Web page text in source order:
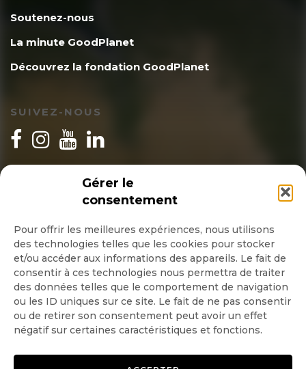
Gérer le
consentement
Pour offrir les meilleures expériences, nous utilisons
des technologies telles que les cookies pour stocker
et/ou accéder aux informations des appareils. Le fait de
consentir à ces technologies nous permettra de traiter
des données telles que le comportement de navigation
ou les ID uniques sur ce site. Le fait de ne pas consentir
ou de retirer son consentement peut avoir un effet
négatif sur certaines caractéristiques et fonctions.
Soutenez-nous
La minute GoodPlanet
Découvrez la fondation GoodPlanet
SUIVEZ-NOUS
INSCRIPTION NEWSLETTER
Quotidienne
Hebdo
OK